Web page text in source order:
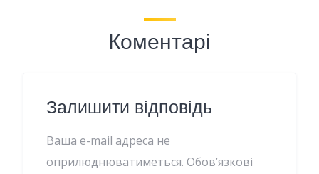
Коментарі
Залишити відповідь
Ваша e-mail адреса не
оприлюднюватиметься. Обов’язкові